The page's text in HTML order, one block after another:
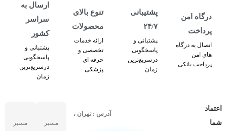
درگاه امن
پرداخت
اتصال به درگاه
های امن
پرداخت بانکی
پشتیبانی
۲۴/۷
پشتبانی و
پاسخگویی
درسریع‌ترین
زمان
تنوع بالای
محصولات
ارائه خدمات
تخصصی و
حرفه ای
پزشکی
ارسال به
سراسر
کشور
پشتبانی و
پاسخگویی
درسریع‌ترین
زمان
اعتماد
شما
آدرس : تهران ،
مسیر
مسیر